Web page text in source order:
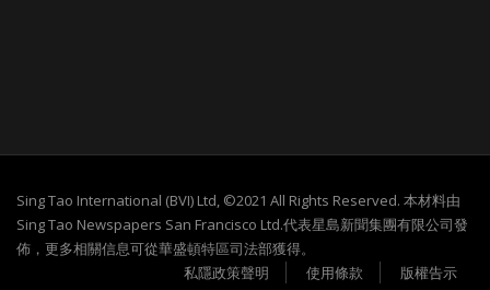
Sing Tao International (BVI) Ltd, ©2021 All Rights Reserved. 本材料由
Sing Tao Newspapers San Francisco Ltd.代表星島新聞集團有限公司發
佈，更多相關信息可從華盛頓特區司法部獲得。
私隱政策聲明
使用條款 版權告示